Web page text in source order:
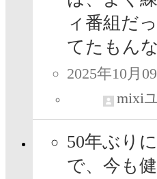
ィ番組だ
てたもん
2025年10月
mixi
50年ぶり
で、今も